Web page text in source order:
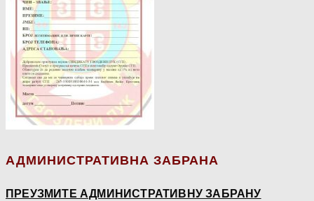
АДМИНИСТРАТИВНА ЗАБРАНА
ПРЕУЗМИТЕ АДМИНИСТРАТИВНУ ЗАБРАНУ